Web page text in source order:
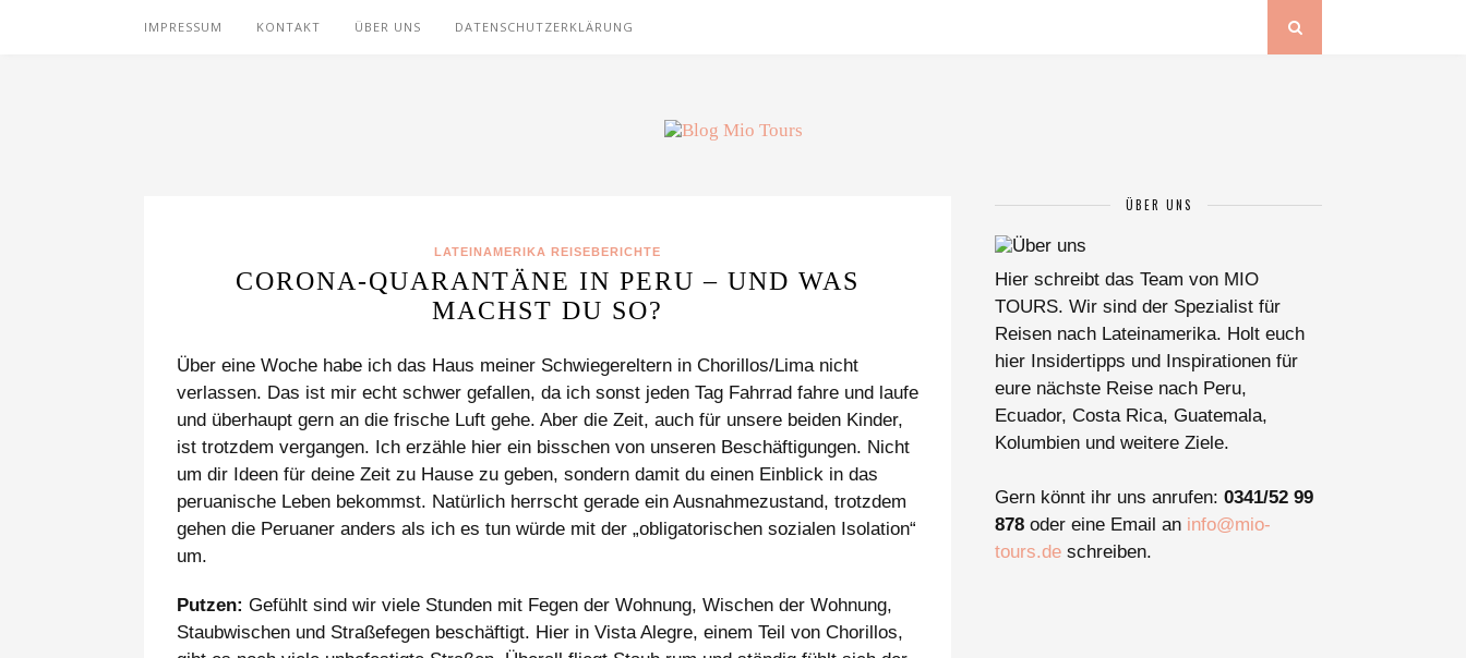
IMPRESSUM KONTAKT ÜBER UNS DATENSCHUTZERKLÄRUNG
LATEINAMERIKA REISEBERICHTE
CORONA-QUARANTÄNE IN PERU – UND WAS
MACHST DU SO?
Über eine Woche habe ich das Haus meiner Schwiegereltern in Chorillos/Lima nicht
verlassen. Das ist mir echt schwer gefallen, da ich sonst jeden Tag Fahrrad fahre und laufe
und überhaupt gern an die frische Luft gehe. Aber die Zeit, auch für unsere beiden Kinder,
ist trotzdem vergangen. Ich erzähle hier ein bisschen von unseren Beschäftigungen. Nicht
um dir Ideen für deine Zeit zu Hause zu geben, sondern damit du einen Einblick in das
peruanische Leben bekommst. Natürlich herrscht gerade ein Ausnahmezustand, trotzdem
gehen die Peruaner anders als ich es tun würde mit der „obligatorischen sozialen Isolation“
um.
Putzen: Gefühlt sind wir viele Stunden mit Fegen der Wohnung, Wischen der Wohnung,
Staubwischen und Straßefegen beschäftigt. Hier in Vista Alegre, einem Teil von Chorillos,
ÜBER UNS
Hier schreibt das Team von MIO
TOURS. Wir sind der Spezialist für
Reisen nach Lateinamerika. Holt euch
hier Insidertipps und Inspirationen für
eure nächste Reise nach Peru,
Ecuador, Costa Rica, Guatemala,
Kolumbien und weitere Ziele.
Gern könnt ihr uns anrufen: 0341/52 99
878 oder eine Email an info@mio-
tours.de schreiben.